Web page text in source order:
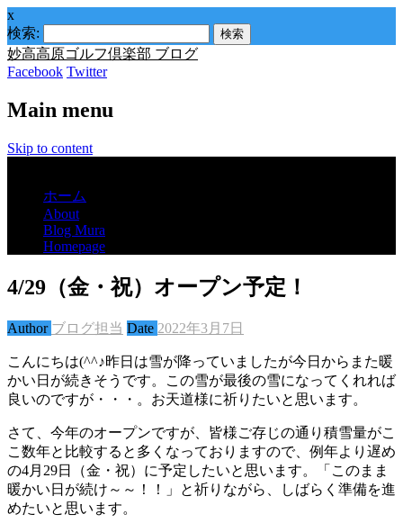
x
検索:
妙高高原ゴルフ倶楽部 ブログ
Facebook Twitter
Main menu
Skip to content
ホーム
About
Blog Mura
Homepage
4/29（金・祝）オープン予定！
Author ブログ担当 Date 2022年3月7日
こんにちは(^^♪昨日は雪が降っていましたが今日からまた暖
かい日が続きそうです。この雪が最後の雪になってくれれば
良いのですが・・・。お天道様に祈りたいと思います。
さて、今年のオープンですが、皆様ご存じの通り積雪量がこ
こ数年と比較すると多くなっておりますので、例年より遅め
の4月29日（金・祝）に予定したいと思います。「このまま
暖かい日が続け～～！！」と祈りながら、しばらく準備を進
めたいと思います。